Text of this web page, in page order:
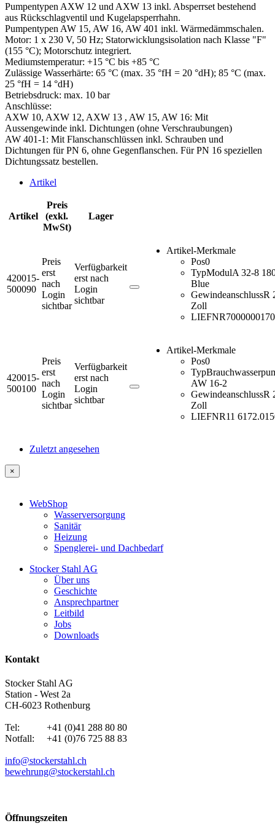
Pumpentypen AXW 12 und AXW 13 inkl. Absperrset bestehend
aus Rückschlagventil und Kugelapsperrhahn.
Pumpentypen AW 15, AW 16, AW 401 inkl. Wärmedämmschalen.
Motor: 1 x 230 V, 50 Hz; Statorwicklungsisolation nach Klasse "F"
(155 °C); Motorschutz integriert.
Mediumstemperatur: +15 °C bis +85 °C
Zulässige Wasserhärte: 65 °C (max. 35 °fH = 20 °dH); 85 °C (max.
25 °fH = 14 °dH)
Betriebsdruck: max. 10 bar
Anschlüsse:
AXW 10, AXW 12, AXW 13 , AW 15, AW 16: Mit
Aussengewinde inkl. Dichtungen (ohne Verschraubungen)
AW 401-1: Mit Flanschanschlüssen inkl. Schrauben und
Dichtungen für PN 6, ohne Gegenflanschen. Für PN 16 speziellen
Dichtungssatz bestellen.
Artikel
Artikel
Preis
(exkl.
MwSt)
Lager
420015-
500090
Preis
erst
nach
Login
sichtbar
Verfügbarkeit
erst nach
Login
sichtbar
Artikel-Merkmale
Pos0
TypModulA 32-8
Blue
GewindeanschlussR
Zoll
LIEFNR7000000170
420015-
500100
Preis
erst
nach
Login
sichtbar
Verfügbarkeit
erst nach
Login
sichtbar
Artikel-Merkmale
Pos0
Typ
AW 16-2
GewindeanschlussR
Zoll
LIEFNR11
Zuletzt angesehen
×
WebShop
Wasserversorgung
Sanitär
Heizung
Spenglerei- und Dachbedarf
Stocker Stahl AG
Über uns
Geschichte
Ansprechpartner
Leitbild
Jobs
Downloads
Kontakt
Stocker Stahl AG
Station - West 2a
CH-6023 Rothenburg
Tel: +41 (0)41 288 80 80
Notfall: +41 (0)76 725 88 83
info@stockerstahl.ch
bewehrung@stockerstahl.ch
Öffnungszeiten